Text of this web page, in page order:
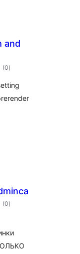
and
(0कुल
रेटिङ्गहरू
)
(0कुल
रेटिङ्गहरू
)